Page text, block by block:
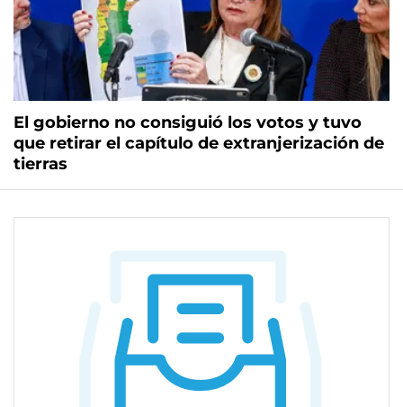
El gobierno no consiguió los votos y tuvo
que retirar el capítulo de extranjerización de
tierras